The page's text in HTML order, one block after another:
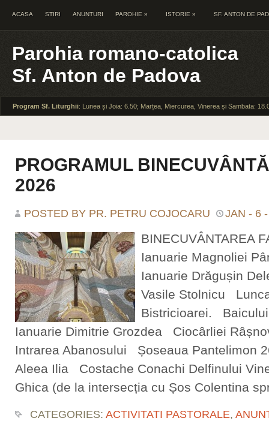
ACASA STIRI ANUNTURI PAROHIE » ISTORIE » SF. ANTON DE
Parohia romano-catolica
Sf. Anton de Padova
Program Sf. Liturghii: Lunea și Joia: 6.50; Marțea, Miercurea, Vinerea și Sambata:
PROGRAMUL
2026
POSTED BY PR. PETRU COJOCARU JAN - 6
BINECUVÂNTAREA
Ianuarie Magnoliei
Ianuarie Drăgușin
Vasile Stolnicu
Bistricioarei.
Ianuarie Dimitrie Grozdea Ciocârliei
Intrarea Abanosului Șoseaua Pantelimon
Aleea Ilia Costache Conachi Delfinului
Ghica (de la intersecția cu Șos Colentina
CATEGORIES: ACTIVITATI PASTORALE,